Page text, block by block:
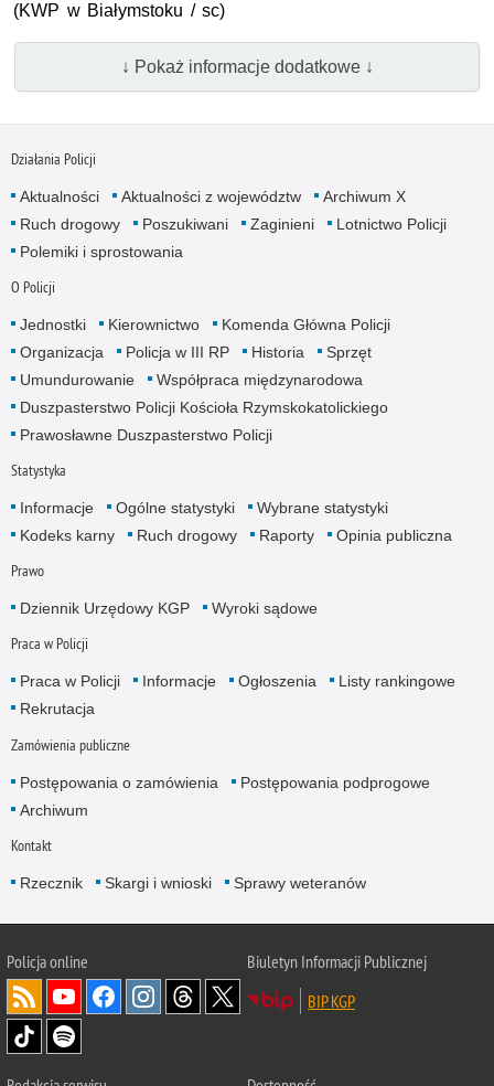
(KWP w Białymstoku / sc)
↓ Pokaż informacje dodatkowe ↓
Działania Policji
Aktualności Aktualności z województw
Archiwum X
Ruch drogowy
Poszukiwani Zaginieni
Lotnictwo Policji
Polemiki i sprostowania
O Policji
Jednostki Kierownictwo
Komenda Główna Policji
Organizacja
Policja w III RP Historia
Sprzęt
Umundurowanie
Współpraca międzynarodowa
Duszpasterstwo Policji Kościoła Rzymskokatolickiego
Prawosławne Duszpasterstwo Policji
Statystyka
Informacje Ogólne statystyki
Wybrane statystyki
Kodeks karny
Ruch drogowy Raporty Opinia publiczna
Prawo
Dziennik Urzędowy KGP Wyroki sądowe
Praca w Policji
Praca w Policji Informacje Ogłoszenia
Listy rankingowe
Rekrutacja
Zamówienia publiczne
Postępowania o zamówienia
Postępowania podprogowe
Archiwum
Kontakt
Rzecznik Skargi i wnioski Sprawy weteranów
Policjaonline
Biuletyn Informacji Publicznej
BIP KGP